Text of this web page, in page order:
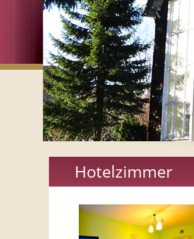
Hotelzimmer